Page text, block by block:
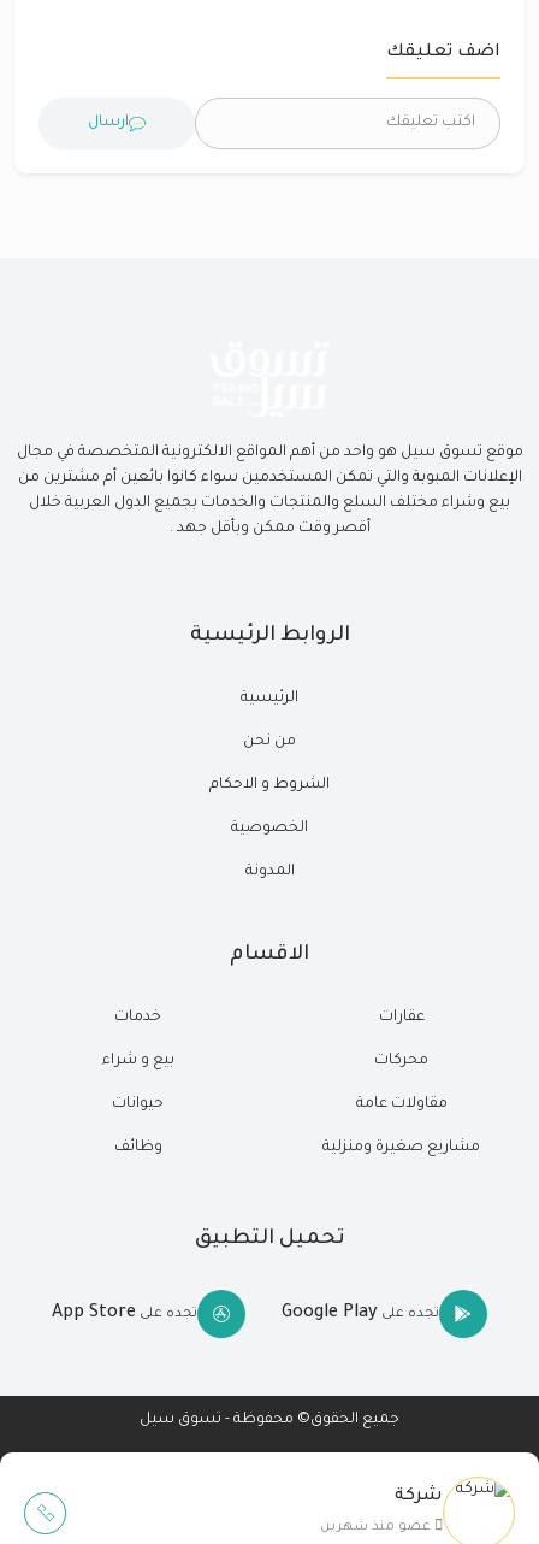
شركة
عضو منذ شهرين
اضف تعليقك
ارسال
موقع تسوق سيل هو واحد من أهم المواقع الالكترونية المتخصصة في مجال
الإعلانات المبوبة والتي تمكن المستخدمين سواء كانوا بائعين أم مشترين من
بيع وشراء مختلف السلع والمنتجات والخدمات بجميع الدول العربية خلال
أقصر وقت ممكن وبأقل جهد .
الروابط الرئيسية
الرئيسية
من نحن
الشروط و الاحكام
الخصوصية
المدونة
الاقسام
عقارات
محركات
مقاولات عامة
مشاريع صغيرة ومنزلية
خدمات
بيع و شراء
حيوانات
وظائف
تحميل التطبيق
تجده على Google Play تجده على App Store
جميع الحقوق© محفوظة - تسوق سيل